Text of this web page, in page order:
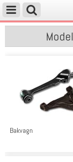
Bakvagn